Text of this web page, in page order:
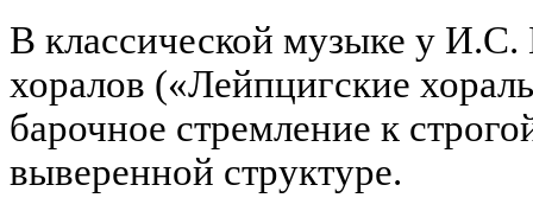
В классической музыке у И.С.
хоралов («Лейпцигские
барочное стремление к
выверенной структуре.